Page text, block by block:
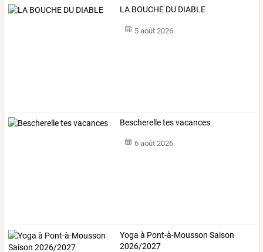
LA BOUCHE DU DIABLE
5 août 2026
Bescherelle tes vacances
6 août 2026
Yoga à Pont-à-Mousson Saison
2026/2027